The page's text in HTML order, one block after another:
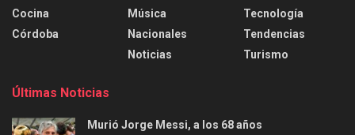
Cocina
Córdoba
Música
Nacionales
Noticias
Tecnología
Tendencias
Turismo
Últimas Noticias
Murió Jorge Messi, a los 68 años